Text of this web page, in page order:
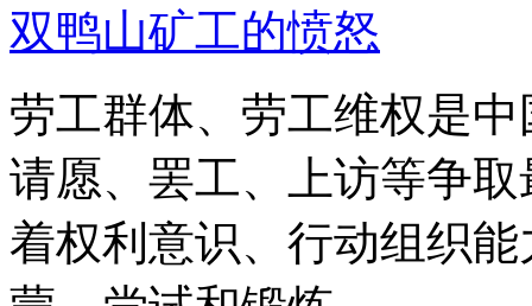
双鸭山矿工的愤怒
劳工群体、劳工维权是
请愿、罢工、上访等争
着权利意识、行动组织